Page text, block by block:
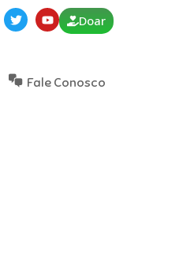
Doar
Fale Conosco